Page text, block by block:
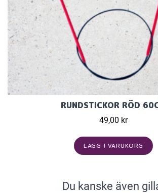
RUNDSTICKOR RÖD
49,00 kr
LÄGG I VARUKORG
Du kanske även